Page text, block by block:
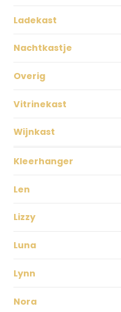
Ladekast
Nachtkastje
Overig
Vitrinekast
Wijnkast
Kleerhanger
Len
Lizzy
Luna
Lynn
Nora